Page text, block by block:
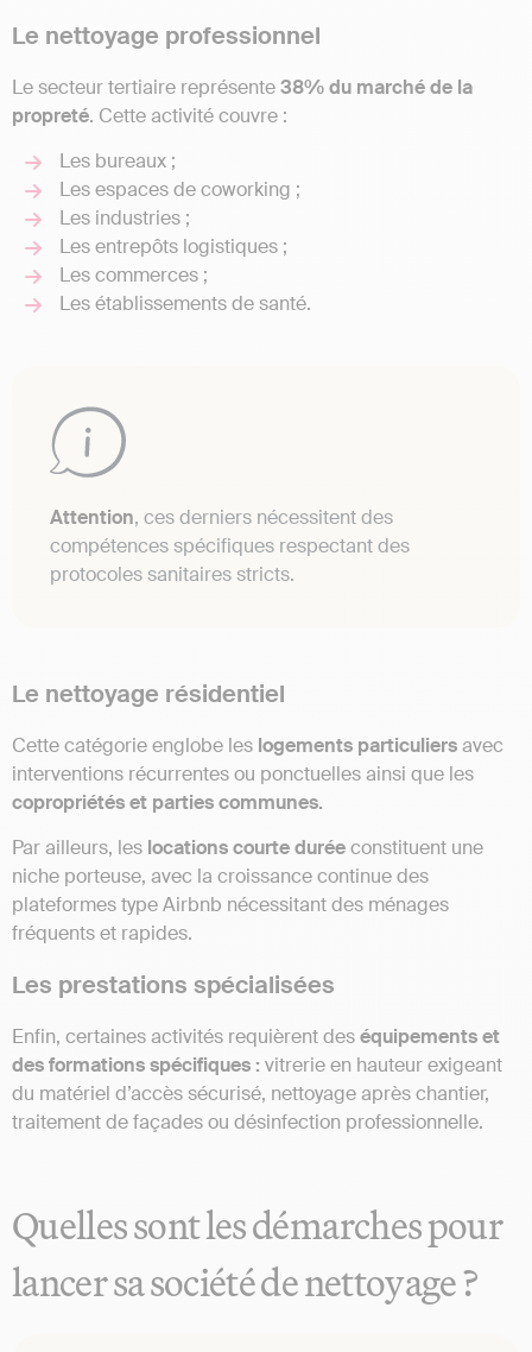
Le nettoyage professionnel
Le secteur tertiaire représente38% du marché de la
propreté. Cette activité couvre :
Les bureaux ;
Les espaces de coworking ;
Les industries ;
Les entrepôts logistiques ;
Les commerces ;
Les établissements de santé.
Attention, ces derniers nécessitent des
compétences spécifiques respectant des
protocoles sanitaires stricts.
Le nettoyage résidentiel
Cette catégorie englobe les logements particuliersavec
interventions récurrentes ou ponctuelles ainsi que les
copropriétés et parties communes.
Par ailleurs, les locations courte duréeconstituent une
niche porteuse, avec la croissance continue des
plateformes type Airbnb nécessitant des ménages
fréquents et rapides.
Les prestations spécialisées
Enfin, certaines activités requièrent deséquipements et
des formations spécifiques : vitrerie en hauteur exigeant
du matériel d’accès sécurisé, nettoyage après chantier,
traitement de façades ou désinfection professionnelle.
Quelles sont les démarches pour
lancer sa société de nettoyage ?